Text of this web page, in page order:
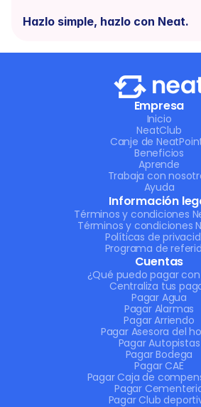
Hazlo simple, hazlo con Neat.
Empresa
Inicio
NeatClub
Canje de
Beneficios
Aprende
Trabaja con
Ayuda
Información
Términos y condiciones
Términos y condiciones
Políticas de
Programa de
Cuentas
¿Qué puedo pagar
Centraliza tus
Pagar Agua
Pagar Alarmas
Pagar Arriendo
Pagar Asesora del
Pagar Autopistas
Pagar Bodega
Pagar CAE
Pagar Caja de
Pagar
Pagar Club